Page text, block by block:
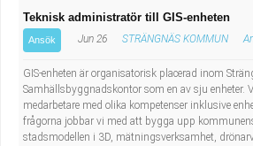
Teknisk administratör till GIS-enheten
Ansök Jun 26 STRÄNGNÄS KOMMUN
GIS-enheten är organisatorisk placerad inom
Samhällsbyggnadskontor som en av sju enheter.
medarbetare med olika kompetenser inklusive
frågorna jobbar vi med att bygga upp
stadsmodellen i 3D, mätningsverksamhet,